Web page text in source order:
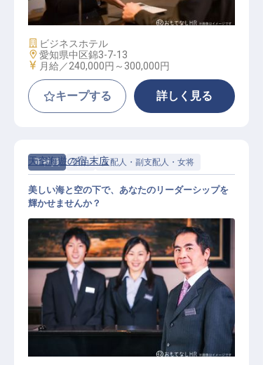
施設業態
ビジネスホテル
勤務地
愛知県中区錦3-7-13
給与
月給／240,000円～ 300,000円
キープする 詳しく見る
正社員 宿泊 支配人・副支配人・女将
支配人候補（オペレーション・予約
販売の統括）
天空海遊の宿 末広
美しい海と空の下で、あなたのリーダーシップを
輝かせませんか？